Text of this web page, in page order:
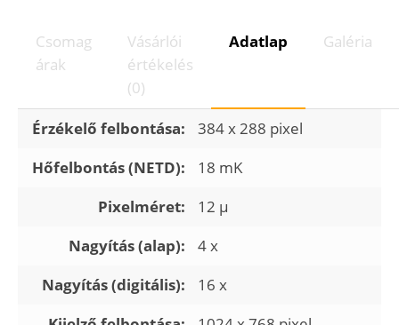
Csomag
árak
Vásárlói
értékelés
(0)
Adatlap Galéria
Érzékelő felbontása:
384 x 288 pixel
Hőfelbontás (NETD):
18 mK
Pixelméret:
12 µ
Nagyítás (alap):
4 x
Nagyítás (digitális):
16 x